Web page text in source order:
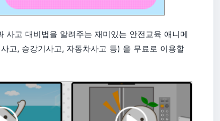
사고 대비법을 알려주는 재미있는 안전교육 애니메
고, 승강기사고, 자동차사고 등) 을 무료로 이용할